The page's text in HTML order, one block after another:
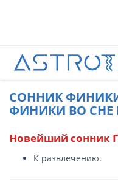
CОННИК
ФИНИКИ ВО СНЕ
Новейший сонник
К развлечению.